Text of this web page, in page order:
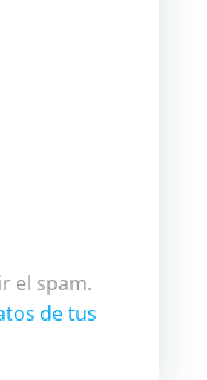
el spam.
de tus